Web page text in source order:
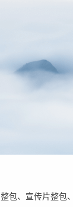
包、宣传片整包